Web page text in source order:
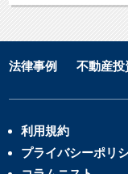
法律事例 不動産投
利用規約
プライバシーポリ